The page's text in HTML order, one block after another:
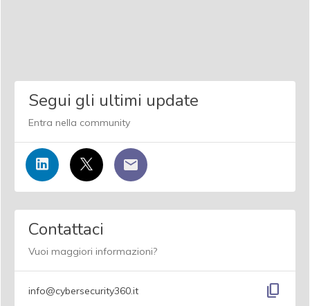
Segui gli ultimi update
Entra nella community
Contattaci
Vuoi maggiori informazioni?
info@cybersecurity360.it content_copy